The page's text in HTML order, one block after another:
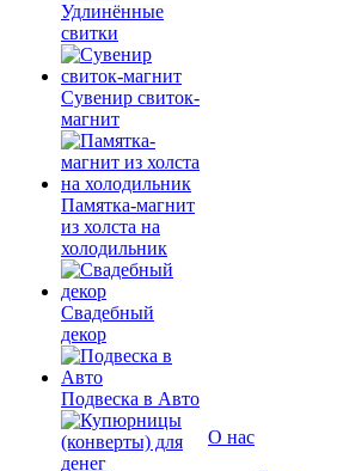
Удлинённые
свитки
Сувенир свиток-
магнит
Памятка-магнит
из холста на
холодильник
Свадебный
декор
Подвеска в Авто
О нас